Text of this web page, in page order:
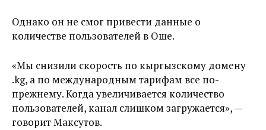
Однако он не смог привести данные о
количестве пользователей в Оше.
«Мы снизили скорость по кыргызскому домену
.kg, а по международным тарифам все по-
прежнему. Когда увеличивается количество
пользователей, канал слишком загружается», —
говорит Максутов.